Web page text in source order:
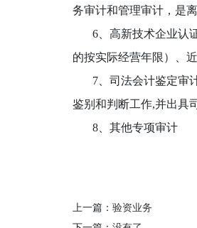
务审计和管理审计，是
6、高新技术企业认
的按实际经营年限）、
7、司法会计鉴定审
鉴别和判断工作,并出具
8、其他专项审计
上一篇： 验资业务